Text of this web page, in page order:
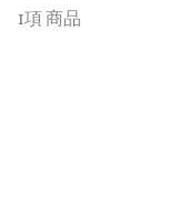
1項 商品